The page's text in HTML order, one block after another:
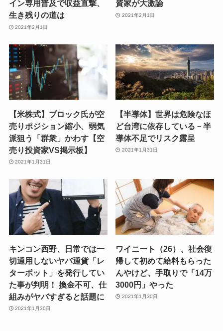
イン専用普及で収益直撃、
生き残りの道は
2021年2月1日
資家が大激論
2021年2月1日
【米株式】ブロック氏が空
売りポジション縮小、弱気
派狙う「群衆」かわす【空
売り投資家VS掲示板】
2021年1月31日
【半導体】世界は危険なほ
ど台湾に依存している－半
導体不足でリスク露呈
2021年1月31日
キンコン西野、日常では一
切通用しないヤバ通貨「レ
ターポット」を発行してい
た事が判明！ 換金不可、仕
組みがヤバすぎると話題に
2021年1月30日
ワイニート（26）、社会復
帰して初めて給料もらった
んやけど、手取りで「14万
3000円」やった
2021年1月30日